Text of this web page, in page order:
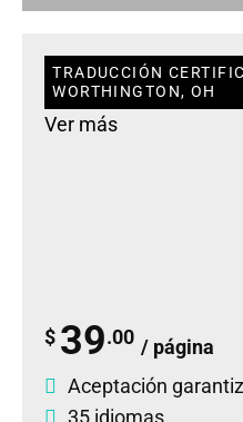
TRADUCCIÓN
WORTHINGTON, OH
Ver más
$ 39.00 / página
Aceptación
35 idiomas